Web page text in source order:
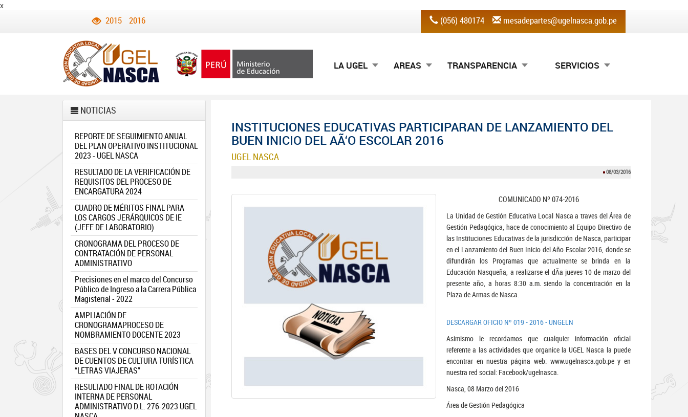
x
2015 2016 (056) 480174 mesadepartes@ugelnasca.gob.pe
LA UGEL AREAS TRANSPARENCIA SERVICIOS
NOTICIAS
REPORTE DE SEGUIMIENTO ANUAL
DEL PLAN OPERATIVO INSTITUCIONAL
2023 - UGEL NASCA
RESULTADO DE LA VERIFICACIÓN DE
REQUISITOS DEL PROCESO DE
ENCARGATURA 2024
CUADRO DE MÉRITOS FINAL PARA
LOS CARGOS JERÁRQUICOS DE IE
(JEFE DE LABORATORIO)
CRONOGRAMA DEL PROCESO DE
CONTRATACIÓN DE PERSONAL
ADMINISTRATIVO
Precisiones en el marco del Concurso
Público de Ingreso a la Carrera Pública
Magisterial - 2022
AMPLIACIÓN DE
CRONOGRAMAPROCESO DE
NOMBRAMIENTO DOCENTE 2023
BASES DEL V CONCURSO NACIONAL
DE CUENTOS DE CULTURA TURÍSTICA
“LETRAS VIAJERAS”
RESULTADO FINAL DE ROTACIÓN
INTERNA DE PERSONAL
ADMINISTRATIVO D.L. 276-2023 UGEL
INSTITUCIONES EDUCATIVAS PARTICIPARAN DE LANZAMIENTO DEL
BUEN INICIO DEL AÃ‘O ESCOLAR 2016
UGEL NASCA
08/03/2016
COMUNICADO Nº 074-2016
La Unidad de Gestión Educativa Local Nasca a traves del Área de
Gestión Pedagógica, hace de conocimiento al Equipo Directivo de
las Instituciones Educativas de la jurisdicción de Nasca, participar
en el Lanzamiento del Buen Inicio del Año Escolar 2016, donde se
difundirán los Programas que actualmente se brinda en la
Educación Nasqueña, a realizarse el dÃ­a jueves 10 de marzo del
presente año, a horas 8:30 a.m. siendo la concentración en la
Plaza de Armas de Nasca.
DESCARGAR OFICIO Nº 019 - 2016 - UNGELN
Asimismo le recordamos que cualquier información oficial
referente a las actividades que organice la UGEL Nasca la puede
encontrar en nuestra página web: www.ugelnasca.gob.pe y en
nuestra red social: Facebook/ugelnasca.
Nasca, 08 Marzo del 2016
Área de Gestión Pedagógica